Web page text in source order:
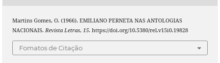
Martins Gomes, O. (1966). EMILIANO PERNETA NAS ANTOLOGIAS
NACIONAIS. Revista Letras, 15. https://doi.org/10.5380/rel.v15i0.19828
Fomatos de Citação